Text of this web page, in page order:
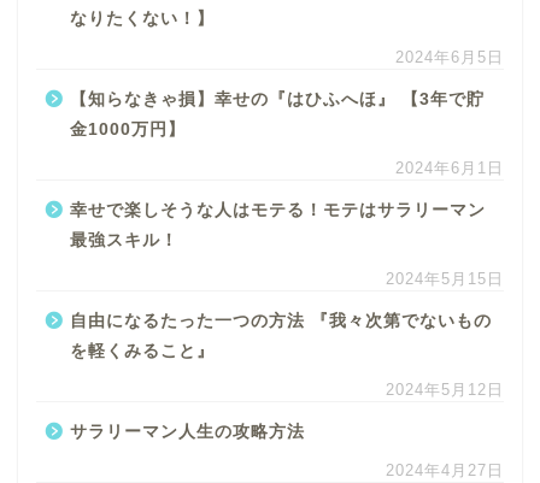
なりたくない！】
2024年6月5日
【知らなきゃ損】幸せの『はひふへほ』 【3年で貯
金1000万円】
2024年6月1日
幸せで楽しそうな人はモテる！モテはサラリーマン
最強スキル！
2024年5月15日
自由になるたった一つの方法 『我々次第でないもの
を軽くみること』
2024年5月12日
サラリーマン人生の攻略方法
2024年4月27日